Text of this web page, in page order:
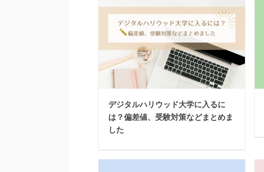
デジタルハリウッド大学に入るに
は？偏差値、受験対策などまとめま
した